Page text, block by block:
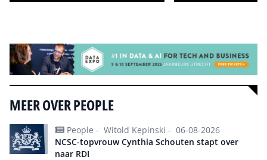
MEER OVER PEOPLE
People - Witold Kepinski - 06-08-2026
NCSC-topvrouw Cynthia Schouten stapt over
naar RDI